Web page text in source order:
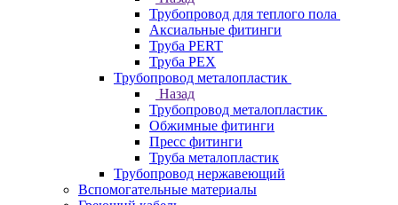
Трубопровод для теплого пола
Аксиальные фитинги
Труба PERT
Труба PEX
Трубопровод металопластик
Назад
Трубопровод металопластик
Обжимные фитинги
Пресс фитинги
Труба металопластик
Трубопровод нержавеющий
Вспомогательные материалы